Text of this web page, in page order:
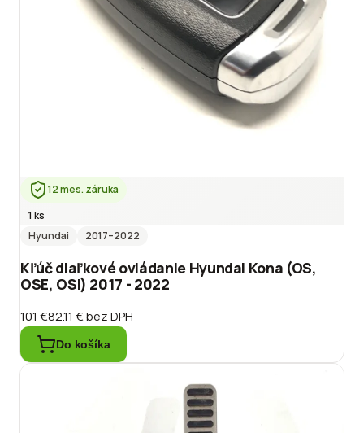
12 mes. záruka
1 ks
Hyundai
2017–2022
Kľúč diaľkové ovládanie Hyundai Kona (OS,
OSE, OSI) 2017 - 2022
101 €82.11 €bez DPH
Do košíka